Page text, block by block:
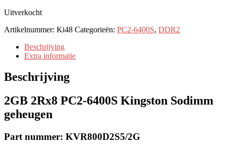
Uitverkocht
Artikelnummer: Ki48 Categorieën: PC2-6400S, DDR2
Beschrijving
Extra informatie
Beschrijving
2GB 2Rx8 PC2-6400S Kingston Sodimm
geheugen
Part nummer: KVR800D2S5/2G